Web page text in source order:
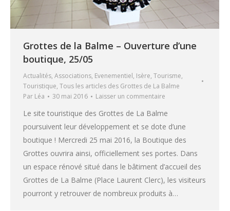
Grottes de la Balme – Ouverture d’une
boutique, 25/05
Actualités, Associations, Evenementiel, Isère, Tourisme,
Touristique, Tous les articles des Grottes de La Balme
Par Léa 30 mai 2016 Laisser un commentaire
Le site touristique des Grottes de La Balme
poursuivent leur développement et se dote d’une
boutique ! Mercredi 25 mai 2016, la Boutique des
Grottes ouvrira ainsi, officiellement ses portes. Dans
un espace rénové situé dans le bâtiment d’accueil des
Grottes de La Balme (Place Laurent Clerc), les visiteurs
pourront y retrouver de nombreux produits à…